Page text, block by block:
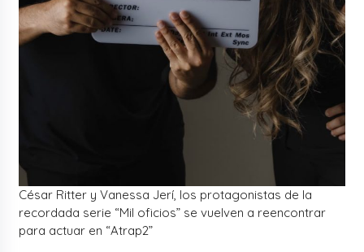
César Ritter y Vanessa Jerí, los protagonistas de la
recordada serie “Mil oficios” se vuelven a reencontrar
para actuar en “Atrap2”